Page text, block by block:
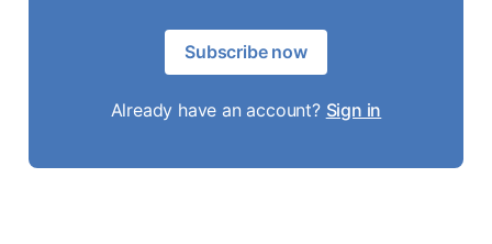
Subscribe now
Already have an account? Sign in